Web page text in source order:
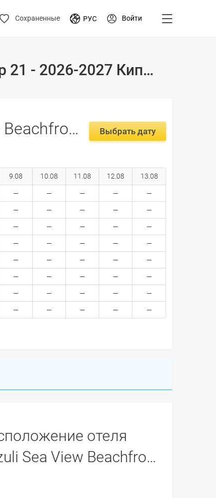
Сохраненные РУС Войти
Туры и цены на отдых в отеле Lazuli Sea View Beachfront Ap 21 - 2026-2027 Кипр, Ларнака
Lazuli Sea View Beachfront Ap 21 - Выбрать дату
9.08 10.08 11.08 12.08 13.08
отеля
Sea View Beachfront Ap 21 -